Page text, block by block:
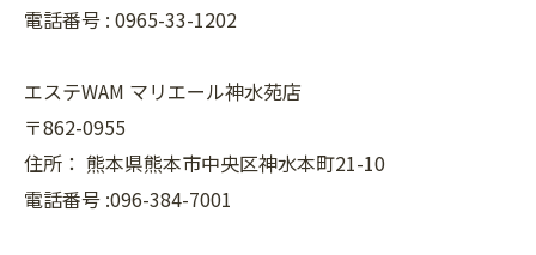
電話番号 : 0965-33-1202
エステWAM マリエール神水苑店
〒862-0955
住所： 熊本県熊本市中央区神水本町21-10
電話番号 :096-384-7001